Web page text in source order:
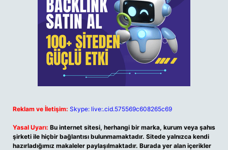
Reklam ve İletişim: Skype: live:.cid.575569c608265c69
Yasal Uyarı: Bu internet sitesi, herhangi bir marka, kurum veya şahıs
şirketi ile hiçbir bağlantısı bulunmamaktadır. Sitede yalnızca kendi
hazırladığımız makaleler paylaşılmaktadır. Burada yer alan içerikler